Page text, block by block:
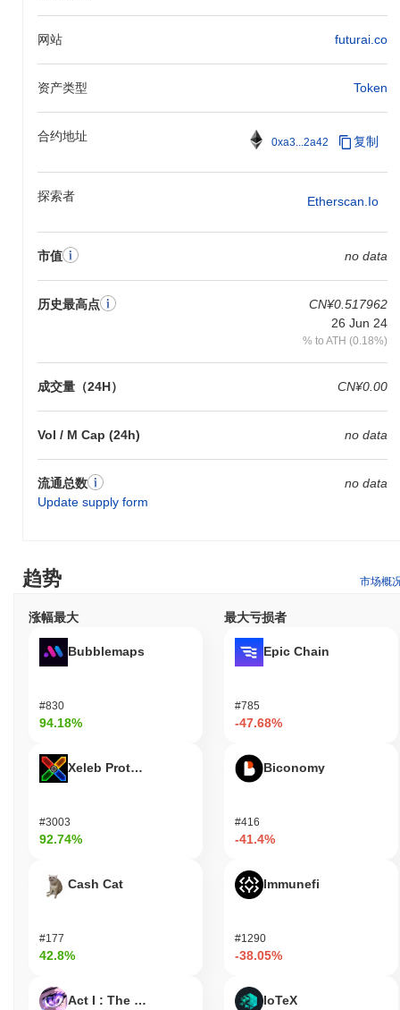
网站 futurai.co
资产类型 Token
合约地址 0xa3...2a42 复制
探索者 Etherscan.io
市值 no data
历史最高点
CN¥0.517962
26 Jun 24
% to ATH (0.18%)
成交量（24H） CN¥0.00
Vol / M Cap (24h) no data
流通总数
Update supply form
no data
趋势 市场概
涨幅最大
Bubblemaps
#830
94.18%
Xeleb Protocol
#3003
92.74%
Cash Cat
#177
42.8%
Act I : The AI Prophecy
最大亏损者
Epic Chain
#785
-47.68%
Biconomy
#416
-41.4%
Immunefi
#1290
-38.05%
IoTeX